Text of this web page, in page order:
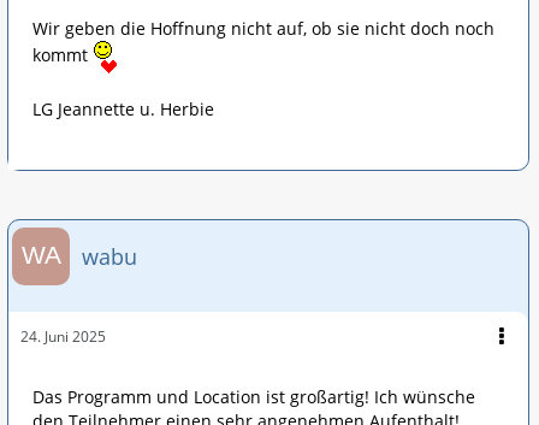
Wir geben die Hoffnung nicht auf, ob sie nicht doch noch
kommt
LG Jeannette u. Herbie
wabu
24. Juni 2025
Das Programm und Location ist großartig! Ich wünsche